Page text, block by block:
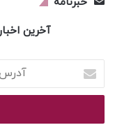
آخرین
ایمیل
خود
وارد